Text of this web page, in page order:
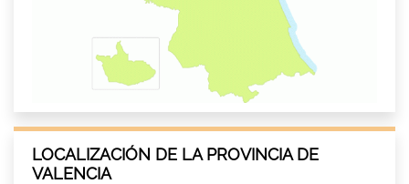
LOCALIZACIÓN DE LA PROVINCIA DE
VALENCIA